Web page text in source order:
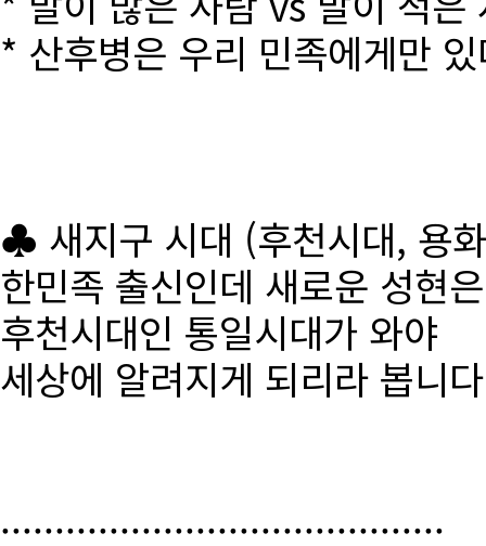
* 산후병은 우리 민족에게만
♣ 새지구 시대 (후천시대, 용
한민족 출신인데 새로운 성현
후천시대인 통일시대가 와야
세상에 알려지게 되리라 봅니
.........................................